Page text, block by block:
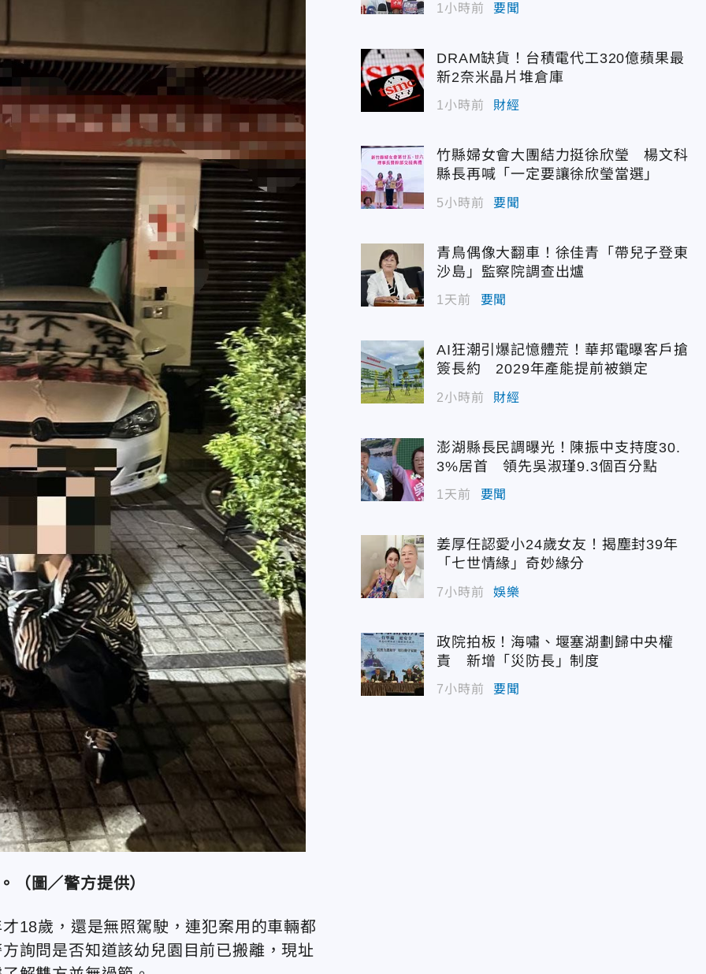
（圖／警方提供）
18歲，還是無照駕駛，連犯案用的車輛都
詢問是否知道該幼兒園目前已搬離，現址
1小時前 要聞
DRAM缺貨！台積電代工320億蘋果最
新2奈米晶片堆倉庫
1小時前 財經
竹縣婦女會大團結力挺徐欣瑩 楊文科
縣長再喊「一定要讓徐欣瑩當選」
5小時前 要聞
青鳥偶像大翻車！徐佳青「帶兒子登東
沙島」監察院調查出爐
1天前 要聞
AI狂潮引爆記憶體荒！華邦電曝客戶搶
簽長約 2029年產能提前被鎖定
2小時前 財經
澎湖縣長民調曝光！陳振中支持度30.
3%居首 領先吳淑瑾9.3個百分點
1天前 要聞
姜厚任認愛小24歲女友！揭塵封39年
「七世情緣」奇妙緣分
7小時前 娛樂
政院拍板！海嘯、堰塞湖劃歸中央權
責 新增「災防長」制度
7小時前 要聞